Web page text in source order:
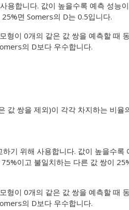
용합니다. 값이 높을수록 예측 성능
면 Somers의 D는 0.5입니다.
형이 0개의 같은 값 쌍을 예측할 때
의 D보다 우수합니다.
값 쌍을 제외)이 각각 차지하는 비율
기 위해 사용합니다. 값이 높을수록
이고 불일치하는 다른 값 쌍이
형이 0개의 같은 값 쌍을 예측할 때
의 D보다 우수합니다.